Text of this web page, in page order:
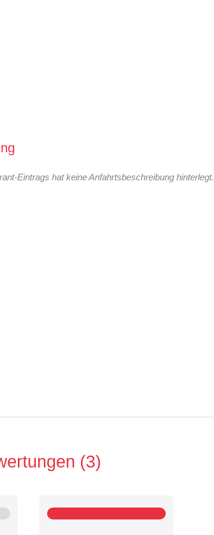
Eintrags hat keine Anfahrtsbeschreibung hinterlegt.
3